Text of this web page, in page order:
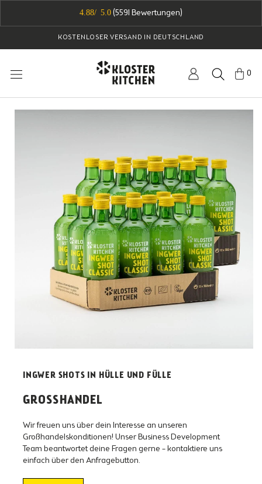
4.88/ 5.0 (5591 Bewertungen)
KOSTENLOSER VERSAND IN DEUTSCHLAND
0
INGWER SHOTS IN HÜLLE UND FÜLLE
GROSSHANDEL
Wir freuen uns über dein Interesse an unseren
Großhandelskonditionen! Unser Business Development
Team beantwortet deine Fragen gerne – kontaktiere uns
einfach über den Anfragebutton.